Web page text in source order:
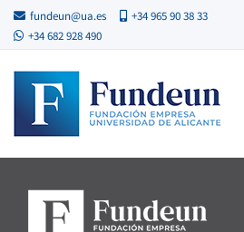
fundeun@ua.es
+34 965 90 38 33
+34 682 928 490